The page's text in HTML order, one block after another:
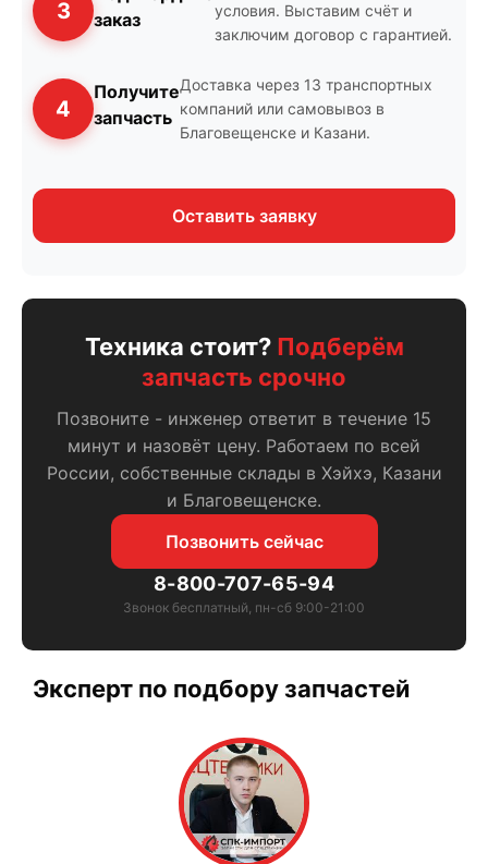
3
заказ
условия. Выставим счёт и
заключим договор с гарантией.
4
Получите
запчасть
Доставка через 13 транспортных
компаний или самовывоз в
Благовещенске и Казани.
Оставить заявку
Техника стоит? Подберём
запчасть срочно
Позвоните - инженер ответит в течение 15
минут и назовёт цену. Работаем по всей
России, собственные склады в Хэйхэ, Казани
и Благовещенске.
Позвонить сейчас
8-800-707-65-94
Звонок бесплатный, пн-сб 9:00-21:00
Эксперт по подбору запчастей